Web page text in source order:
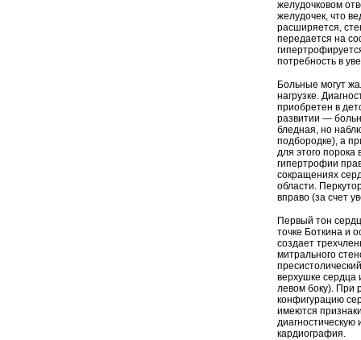
желудочковом
желудочек, что
расширяется,
передается на
потребность в
Больные могут
нагрузке.
приобретен в
развитии —
бледная, но
подбородке), а
для этого
гипертрофии
сокращениях
области.
вправо (за счет
Первый тон
точке Боткина и
создает
митрального
верхушке сердца
левом боку). При
конфигурацию
имеются
кардиография.